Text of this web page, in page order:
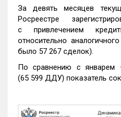
За девять месяцев
Росреестре
с привлечением
относительно
было 57 267 сделок).
По сравнению с январем
(65 599 ДДУ) показатель